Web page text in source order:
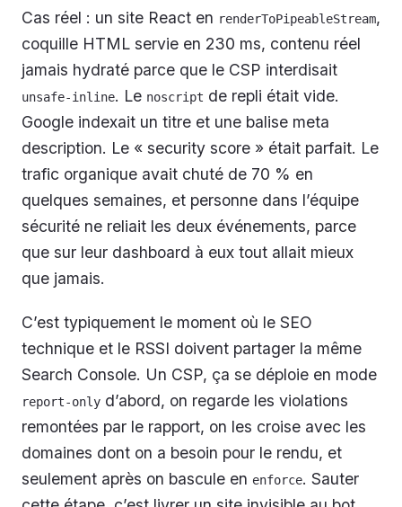
Cas réel : un site React en renderToPipeableStream,
coquille HTML servie en 230 ms, contenu réel
jamais hydraté parce que le CSP interdisait
unsafe-inline. Le noscript de repli était vide.
Google indexait un titre et une balise meta
description. Le « security score » était parfait. Le
trafic organique avait chuté de 70 % en
quelques semaines, et personne dans l’équipe
sécurité ne reliait les deux événements, parce
que sur leur dashboard à eux tout allait mieux
que jamais.
C’est typiquement le moment où le SEO
technique et le RSSI doivent partager la même
Search Console. Un CSP, ça se déploie en mode
report-only d’abord, on regarde les violations
remontées par le rapport, on les croise avec les
domaines dont on a besoin pour le rendu, et
seulement après on bascule en enforce. Sauter